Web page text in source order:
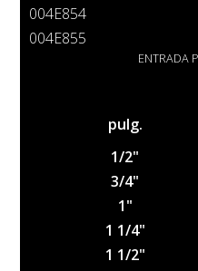
004E854
004E855
ENTRADA
pulg.
1/2"
3/4"
1"
1 1/4"
1 1/2"